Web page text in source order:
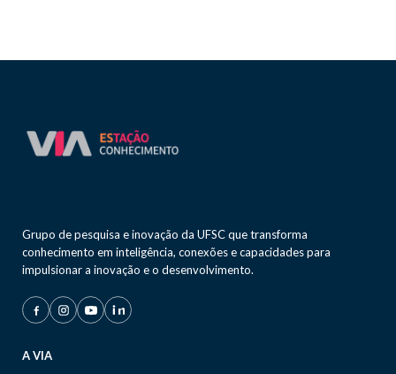
Grupo de pesquisa e inovação da UFSC que transforma
conhecimento em inteligência, conexões e capacidades para
impulsionar a inovação e o desenvolvimento.
A VIA